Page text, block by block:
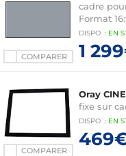
COMPARER
cadre
Format
DISPO : EN
1
COMPARER
Oray
fixe sur
DISPO : EN